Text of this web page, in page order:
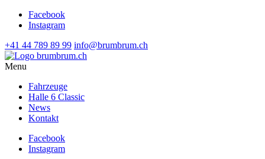
Facebook
Instagram
+41 44 789 89 99 info@brumbrum.ch
Menu
Fahrzeuge
Halle 6 Classic
News
Kontakt
Facebook
Instagram